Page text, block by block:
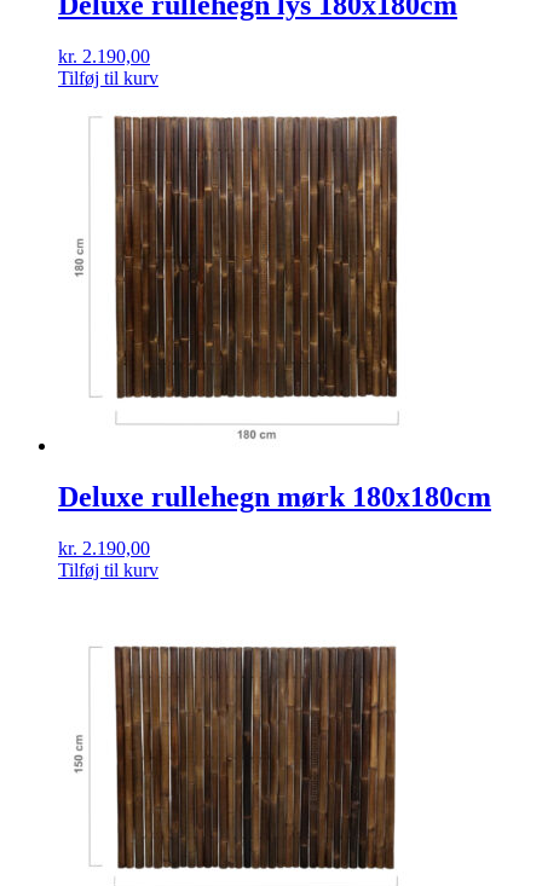
kr. 2.190,00
Tilføj til kurv
Deluxe rullehegn mørk 180x180cm
kr. 2.190,00
Tilføj til kurv